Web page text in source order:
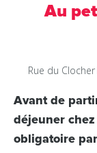
Au
Rue du Clocher
Avant de
déjeuner
obligatoire